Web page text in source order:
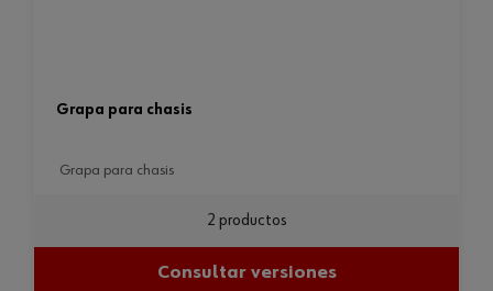
grapa para chasis
grapa para chasis
2 productos
Consultar versiones